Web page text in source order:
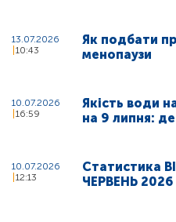
13.07.2026
10:43
Як подбати
менопаузи
10.07.2026
16:59
Якість води
на 9 липня:
10.07.2026
12:13
Статистика
ЧЕРВЕНЬ 2026